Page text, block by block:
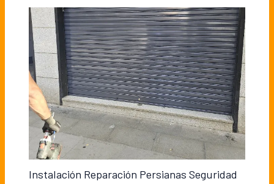
Instalación Reparación Persianas Seguridad